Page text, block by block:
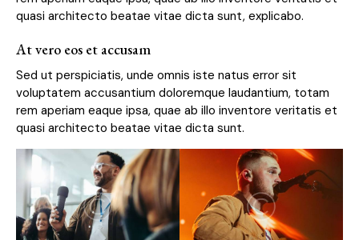
quasi architecto beatae vitae dicta sunt, explicabo.
At vero eos et accusam
Sed ut perspiciatis, unde omnis iste natus error sit
voluptatem accusantium doloremque laudantium, totam
rem aperiam eaque ipsa, quae ab illo inventore veritatis et
quasi architecto beatae vitae dicta sunt.